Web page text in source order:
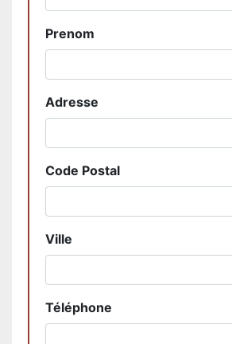
Prenom
Adresse
Code Postal
Ville
Téléphone